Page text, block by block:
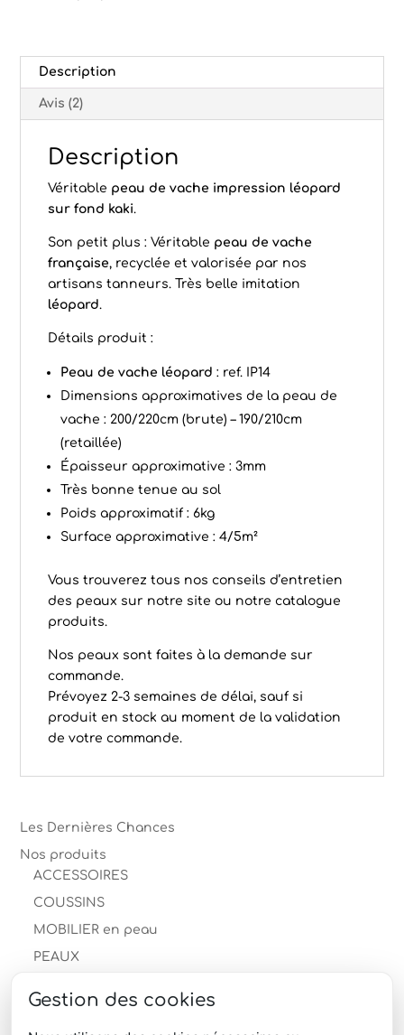
Description
Avis (2)
Description
Véritable peau de vache impression léopard
sur fond kaki.
Son petit plus : Véritable peau de vache
française, recyclée et valorisée par nos
artisans tanneurs. Très belle imitation
léopard.
Détails produit :
Peau de vache léopard : ref. IP14
Dimensions approximatives de la peau de
vache : 200/220cm (brute) – 190/210cm
(retaillée)
Épaisseur approximative : 3mm
Très bonne tenue au sol
Poids approximatif : 6kg
Surface approximative : 4/5m²
Vous trouverez tous nos conseils d’entretien
des peaux sur notre site ou notre catalogue
produits.
Nos peaux sont faites à la demande sur
commande.
Prévoyez 2-3 semaines de délai, sauf si
produit en stock au moment de la validation
de votre commande.
Les Dernières Chances
Nos produits
ACCESSOIRES
COUSSINS
MOBILIER en peau
PEAUX
Peau de mouton
Peau de vache
Gestion des cookies